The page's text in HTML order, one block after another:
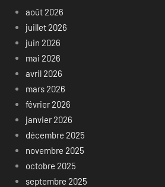
août 2026
juillet 2026
juin 2026
mai 2026
avril 2026
mars 2026
février 2026
janvier 2026
décembre 2025
novembre 2025
octobre 2025
septembre 2025